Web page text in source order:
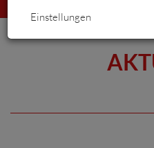
umschalten
Einstellungen